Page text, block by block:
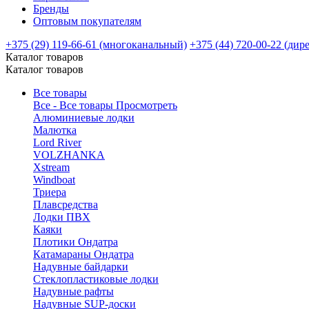
Бренды
Оптовым покупателям
+375 (29) 119-66-61 (многоканальный) +375 (44) 720-00-22
Каталог товаров
Каталог товаров
Все товары
Все - Все товары Просмотреть
Алюминиевые лодки
Малютка
Lord River
VOLZHANKA
Xstream
Windboat
Триера
Плавсредства
Лодки ПВХ
Каяки
Плотики Ондатра
Катамараны Ондатра
Надувные байдарки
Стеклопластиковые лодки
Надувные рафты
Надувные SUP-доски